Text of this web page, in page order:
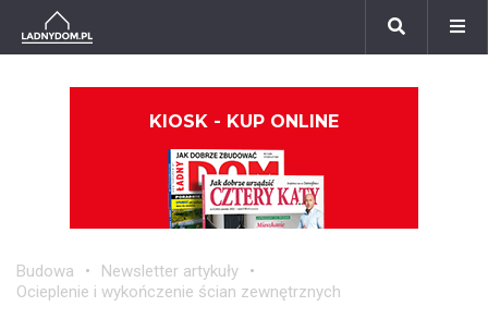
KIOSK - KUP ONLINE
Budowa
Newsletter artykuły
Ocieplenie i wykończenie ścian zewnętrznych